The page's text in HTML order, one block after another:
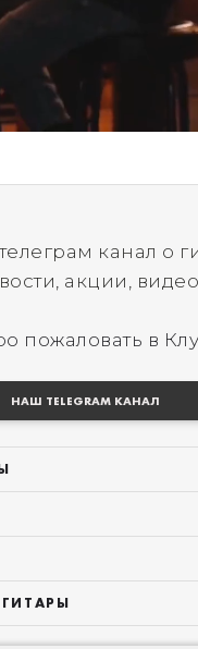
канал о
акции, видео
пожаловать в
НАШ TELEGRAM КАНАЛ